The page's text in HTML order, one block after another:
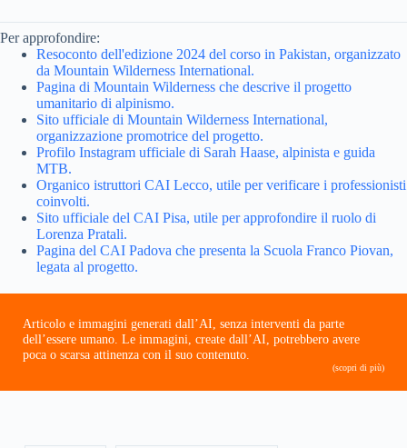
Per approfondire:
Resoconto dell'edizione 2024 del corso in Pakistan, organizzato
da Mountain Wilderness International.
Pagina di Mountain Wilderness che descrive il progetto
umanitario di alpinismo.
Sito ufficiale di Mountain Wilderness International,
organizzazione promotrice del progetto.
Profilo Instagram ufficiale di Sarah Haase, alpinista e guida
MTB.
Organico istruttori CAI Lecco, utile per verificare i professionisti
coinvolti.
Sito ufficiale del CAI Pisa, utile per approfondire il ruolo di
Lorenza Pratali.
Pagina del CAI Padova che presenta la Scuola Franco Piovan,
legata al progetto.
Articolo e immagini generati dall’AI, senza interventi da parte
dell’essere umano. Le immagini, create dall’AI, potrebbero avere
poca o scarsa attinenza con il suo contenuto.
(scopri di più)